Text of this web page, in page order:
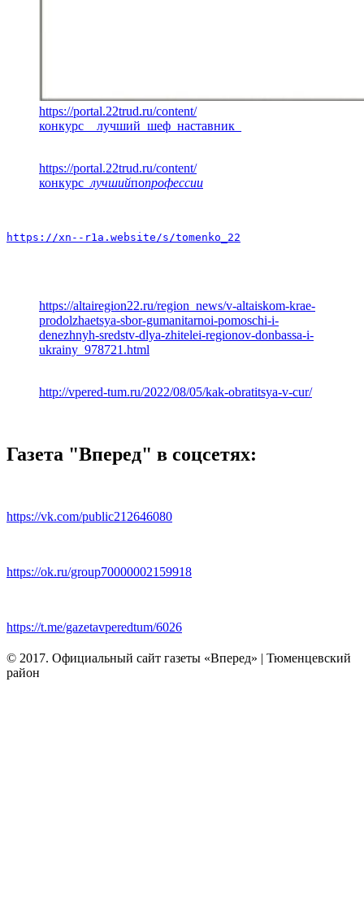
https://portal.22trud.ru/content/
конкурс__лучший_шеф_наставник_
https://portal.22trud.ru/content/
конкурс _лучшийпопрофессии
https://xn--r1a.website/s/tomenko_22
https://altairegion22.ru/region_news/v-altaiskom-krae-
prodolzhaetsya-sbor-gumanitarnoi-pomoschi-i-
denezhnyh-sredstv-dlya-zhitelei-regionov-donbassa-i-
ukrainy_978721.html
http://vpered-tum.ru/2022/08/05/kak-obratitsya-v-cur/
Газета "Вперед" в соцсетях:
https://vk.com/public212646080
https://ok.ru/group70000002159918
https://t.me/gazetavperedtum/6026
© 2017. Официальный сайт газеты «Вперед» | Тюменцевский
район